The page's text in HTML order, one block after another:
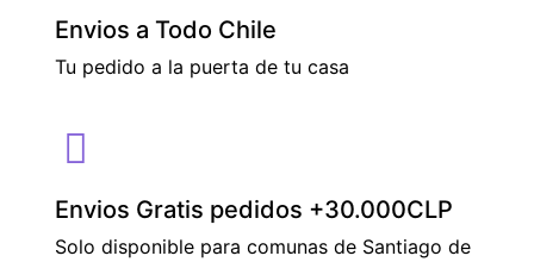
Envios a Todo Chile
Tu pedido a la puerta de tu casa
Envios Gratis pedidos +30.000CLP
Solo disponible para comunas de Santiago de